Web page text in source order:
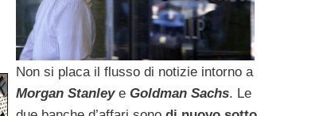
Non si placa il flusso di notizie intorno a
Morgan Stanleye Goldman Sachs. Le